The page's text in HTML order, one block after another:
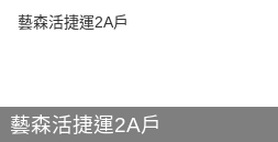
藝森活捷運2A戶